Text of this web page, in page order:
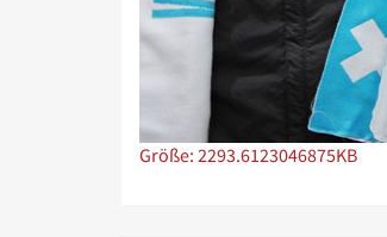
Zeige Bild in voller Größe…
Größe: 2293.6123046875KB